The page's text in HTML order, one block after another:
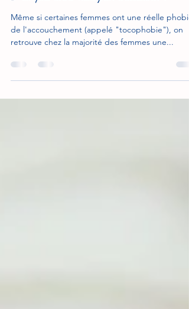
madoula78
31 déc. 2021
6 min de lecture
Pourquoi avons-nous peur d'accoucher ?
Même si certaines femmes ont une réelle phobie
retrouve chez la majorité des femmes une...